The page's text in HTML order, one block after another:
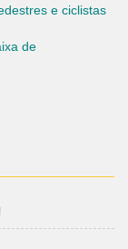
e ciclistas
de